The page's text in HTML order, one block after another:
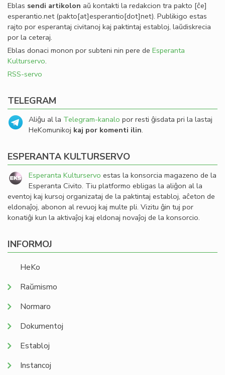
Eblas sendi artikolon aŭ kontakti la redakcion tra pakto [ĉe]
esperantio.net(pakto[at]esperantio[dot]net). Publikigo estas
rajto por esperantaj civitanoj kaj paktintaj establoj, laŭdiskrecia
por la ceteraj.
Eblas donaci monon por subteni nin pere de Esperanta
Kulturservo.
RSS-servo
TELEGRAM
Aliĝu al la Telegram-kanalo por resti ĝisdata pri la lastaj
HeKomunikoj kaj por komenti ilin.
ESPERANTA KULTURSERVO
Esperanta Kulturservo estas la konsorcia magazeno de la
Esperanta Civito. Tiu platformo ebligas la aliĝon al la
eventoj kaj kursoj organizataj de la paktintaj establoj, aĉeton de
eldonaĵoj, abonon al revuoj kaj multe pli. Vizitu ĝin tuj por
konatiĝi kun la aktivaĵoj kaj eldonaj novaĵoj de la konsorcio.
INFORMOJ
HeKo
Raŭmismo
Normaro
Dokumentoj
Establoj
Instancoj